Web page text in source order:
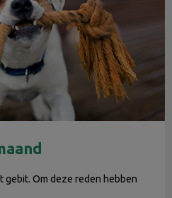
gebit. Om deze reden hebben